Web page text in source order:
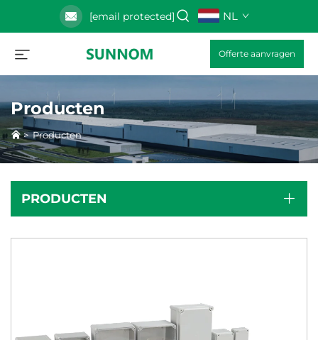
[email protected] NL
Offerte aanvragen
Producten
>Producten
PRODUCTEN